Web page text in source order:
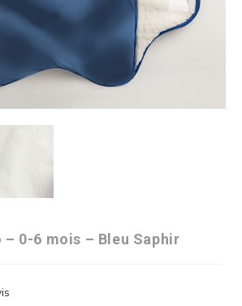
– 0-6 mois – Bleu Saphir